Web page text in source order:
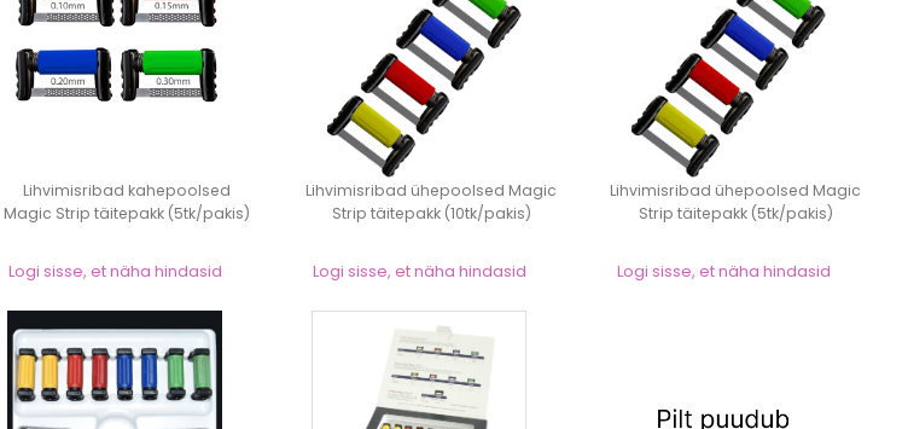
Lihvimisribad kahepoolsed
Magic Strip täitepakk (5tk/pakis)
Logi sisse, et näha hindasid
Lihvimisribad ühepoolsed Magic
Strip täitepakk (10tk/pakis)
Logi sisse, et näha hindasid
Lihvimisribad ühepoolsed Magic
Strip täitepakk (5tk/pakis)
Logi sisse, et näha hindasid